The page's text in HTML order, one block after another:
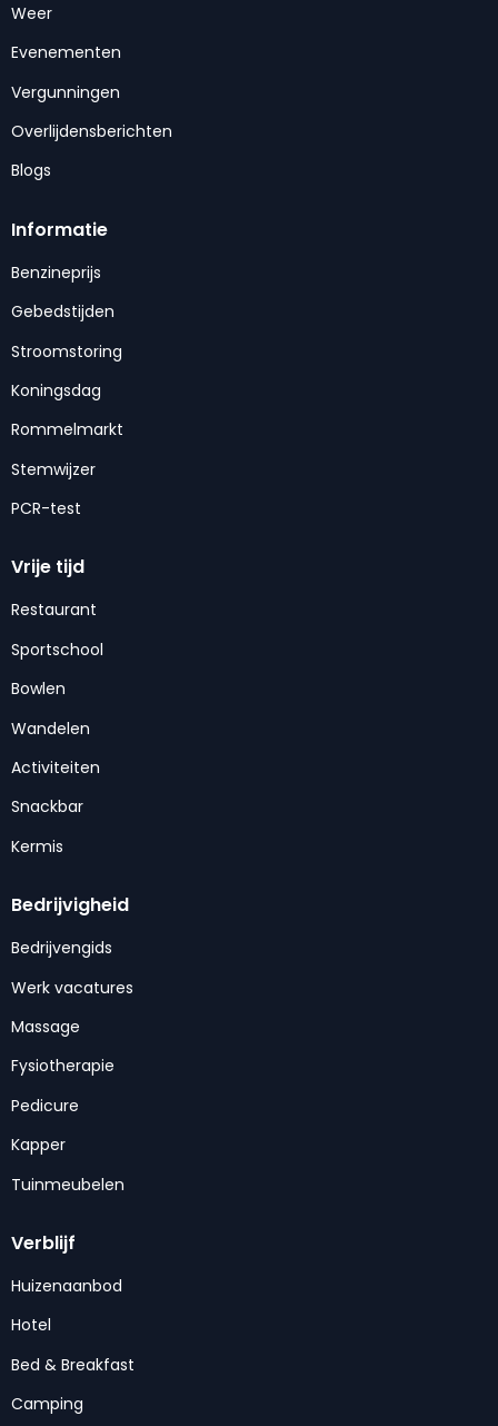
Weer
Evenementen
Vergunningen
Overlijdensberichten
Blogs
Informatie
Benzineprijs
Gebedstijden
Stroomstoring
Koningsdag
Rommelmarkt
Stemwijzer
PCR-test
Vrije tijd
Restaurant
Sportschool
Bowlen
Wandelen
Activiteiten
Snackbar
Kermis
Bedrijvigheid
Bedrijvengids
Werk vacatures
Massage
Fysiotherapie
Pedicure
Kapper
Tuinmeubelen
Verblijf
Huizenaanbod
Hotel
Bed & Breakfast
Camping